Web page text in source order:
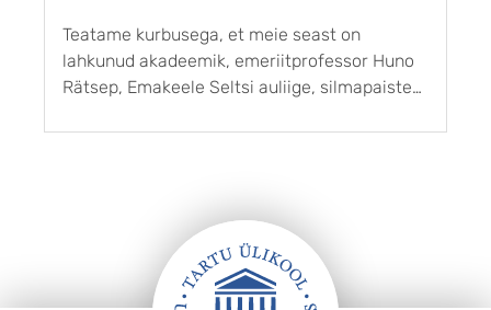
Teatame kurbusega, et meie seast on
lahkunud akadeemik, emeriitprofessor Huno
Rätsep, Emakeele Seltsi auliige, silmapaistev
keeleteaduse uuendaja ja järjepidevuse
keele ja sugulaskeelte ajalugu ...